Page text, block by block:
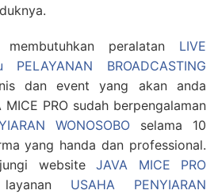
peralatan LIVE
BROADCASTING
dan event yang akan anda
MICE PRO sudah berpengalaman
WONOSOBO selama 10
yang handa dan professional.
website JAVA MICE PRO
USAHA PENYIARAN